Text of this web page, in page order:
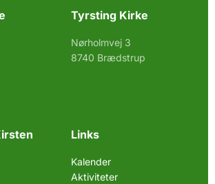
Tyrsting Kirke
Nørholmvej 3
8740 Brædstrup
Links
Kalender
Aktiviteter